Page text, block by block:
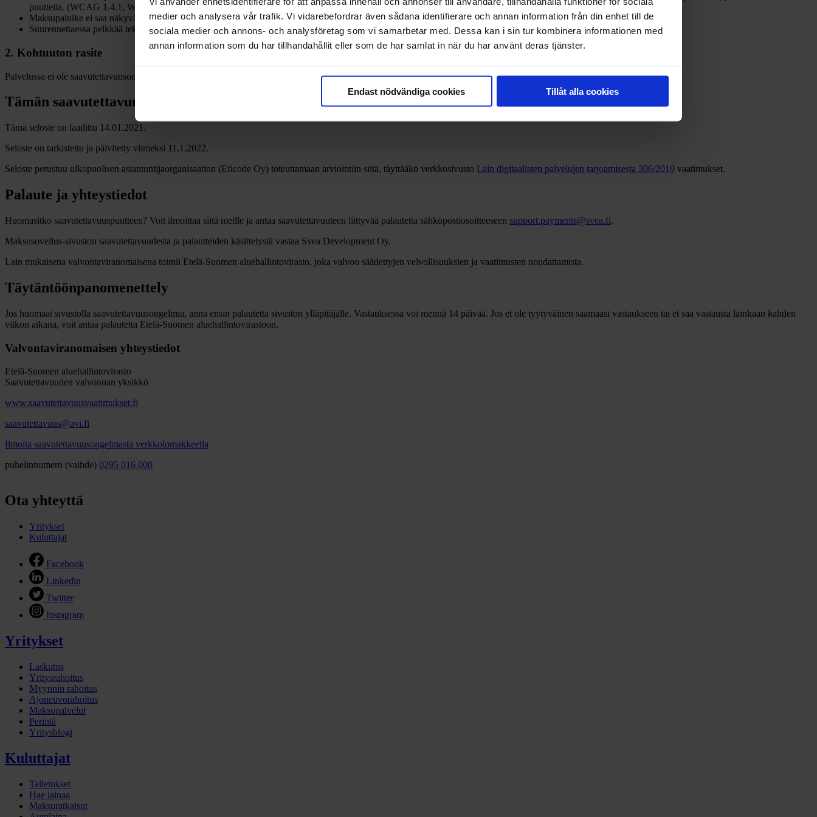
medier och analysera vår trafik. Vi vidarebefordrar även sådana identifierare och annan information från din enhet till de
sociala medier och annons- och analysföretag som vi samarbetar med. Dessa kan i sin tur kombinera informationen med
annan information som du har tillhandahållit eller som de har samlat in när du har använt deras tjänster.
Endast nödvändiga cookies Tillåt alla cookies
puutteita. (WCAG 1.4.1, WCAG 3.3.1)
Maksupainike ei saa näkyvää kohdistuskehystä (vain väri muuttuu hieman) (WCAG 2.4.7)
Suurennettaessa pelkkää tekstiä 200 %, sisällön ulkoasu hajoaa hieman (WCAG 1.4.4)
2. Kohtuuton rasite
Palvelussa ei ole saavutettavuusongelmia, joiden korjaamisessa vedotaan kohtuuttomaan rasitteeseen.
Tämän saavutettavuusselosteen laatiminen
Tämä seloste on laadittu 14.01.2021.
Seloste on tarkistettu ja päivitetty viimeksi 11.1.2022.
Seloste perustuu ulkopuolisen asiantuntijaorganisaation (Eficode Oy) toteuttamaan arviointiin siitä, täyttääkö verkkosivusto Lain digitaalisten palvelujen tarjoamisesta 306/2019 vaatimukset.
Palaute ja yhteystiedot
Huomasitko saavutettavuuspuutteen? Voit ilmoittaa siitä meille ja antaa saavutettavuuteen liittyvää palautetta sähköpostiosoitteeseen support.payments@svea.fi.
Maksusovellus-sivuston saavutettavuudesta ja palautteiden käsittelystä vastaa Svea Development Oy.
Lain mukaisena valvontaviranomaisena toimii Etelä-Suomen aluehallintovirasto, joka valvoo säädettyjen velvollisuuksien ja vaatimusten noudattamista.
Täytäntöönpanomenettely
Jos huomaat sivustolla saavutettavuusongelmia, anna ensin palautetta sivuston ylläpitäjälle. Vastauksessa voi mennä 14 päivää. Jos et ole tyytyväinen saamaasi vastaukseen tai et saa vastausta lainkaan kahden
viikon aikana, voit antaa palautetta Etelä-Suomen aluehallintovirastoon.
Valvontaviranomaisen yhteystiedot
Etelä-Suomen aluehallintovirasto
Saavutettavuuden valvonnan yksikkö
www.saavutettavuusvaatimukset.fi
saavutettavuus@avi.fi
Ilmoita saavutettavuusongelmasta verkkolomakkeella
puhelinnumero (vaihde) 0295 016 000
Ota yhteyttä
Yritykset
Kuluttajat
Facebook
Linkedin
Twitter
Instagram
Yritykset
Laskutus
Yritysrahoitus
Myynnin rahoitus
Ajoneuvorahoitus
Maksupalvelut
Perintä
Yritysblogi
Kuluttajat
Talletukset
Hae lainaa
Maksuratkaisut